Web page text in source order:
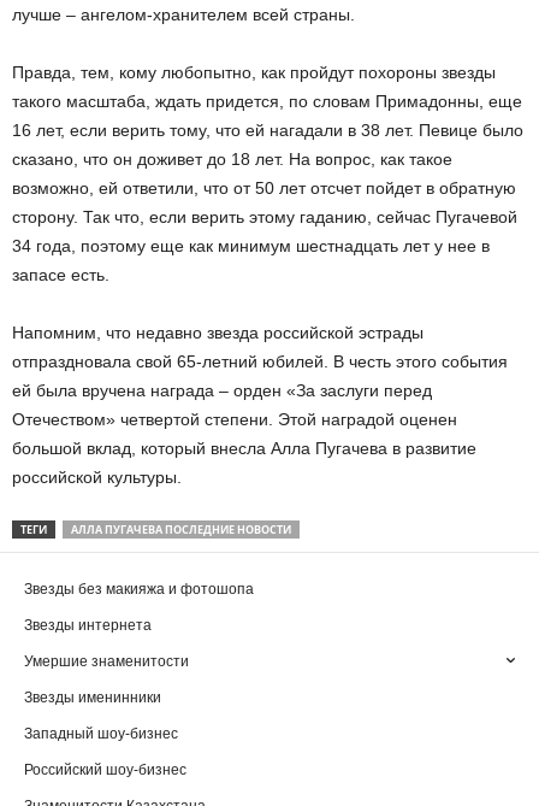
лучше – ангелом-хранителем всей страны.
Правда, тем, кому любопытно, как пройдут похороны звезды
такого масштаба, ждать придется, по словам Примадонны, еще
16 лет, если верить тому, что ей нагадали в 38 лет. Певице было
сказано, что он доживет до 18 лет. На вопрос, как такое
возможно, ей ответили, что от 50 лет отсчет пойдет в обратную
сторону. Так что, если верить этому гаданию, сейчас Пугачевой
34 года, поэтому еще как минимум шестнадцать лет у нее в
запасе есть.
Напомним, что недавно звезда российской эстрады
отпраздновала свой 65-летний юбилей. В честь этого события
ей была вручена награда – орден «За заслуги перед
Отечеством» четвертой степени. Этой наградой оценен
большой вклад, который внесла Алла Пугачева в развитие
российской культуры.
ТЕГИ АЛЛА ПУГАЧЕВА ПОСЛЕДНИЕ НОВОСТИ
Звезды без макияжа и фотошопа
Звезды интернета
Умершие знаменитости
Звезды именинники
Западный шоу-бизнес
Российский шоу-бизнес